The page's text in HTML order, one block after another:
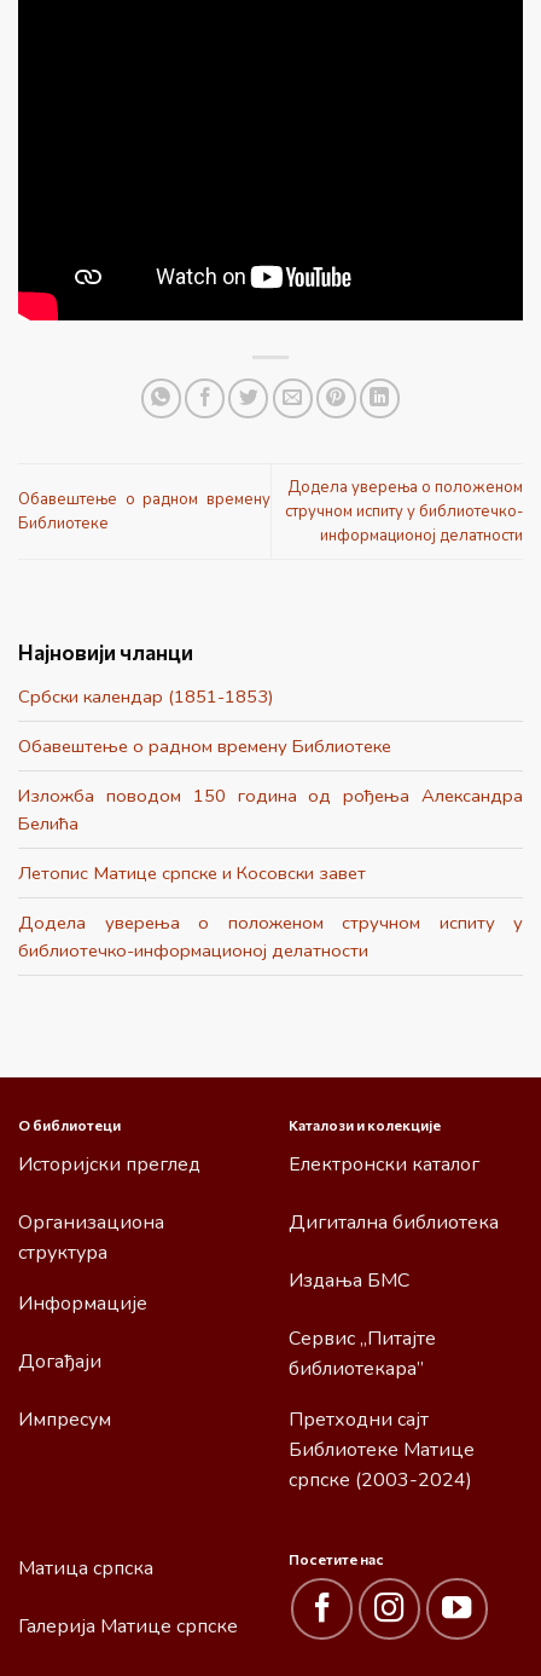
Обавештење о радном времену
Библиотеке
Додела уверења о положеном
стручном испиту у библиотечко-
информационој делатности
Најновији чланци
Србски календар (1851-1853)
Обавештење о радном времену Библиотеке
Изложба поводом 150 година од рођења Александра
Белића
Летопис Матице српске и Косовски завет
Додела уверења о положеном стручном испиту у
библиотечко-информационој делатности
О библиотеци
Историјски преглед
Организациона
структура
Информације
Догађаји
Импресум
Каталози и колекције
Електронски каталог
Дигитална библиотека
Издања БМС
Сервис „Питајте
библиотекара”
Претходни сајт
Библиотеке Матице
српске (2003-2024)
Матица српска
Галерија Матице српске
Посетите нас